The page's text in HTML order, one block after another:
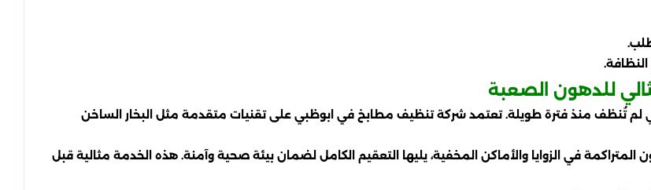
للدهون الصعبة
لم تُنظف منذ فترة طويلة. تعتمد شركة تنظيف مطابخ في ابوظبي على تقنيات متقدمة مثل البخار الساخن
المتراكمة في الزوايا والأماكن المخفية، يليها التعقيم الكامل لضمان بيئة صحية وآمنة. هذه الخدمة مثالية قبل